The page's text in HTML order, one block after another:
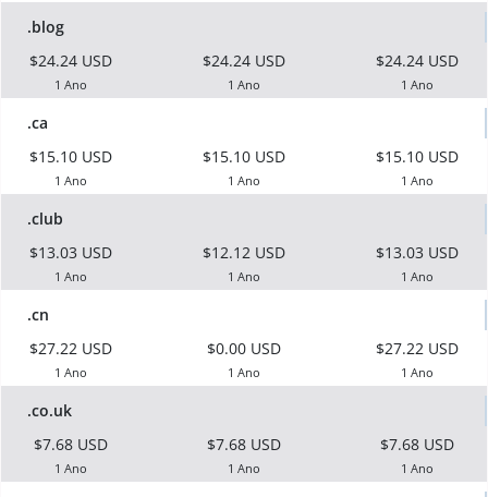
.blog
$24.24 USD
1 Ano
$24.24 USD
1 Ano
$24.24 USD
1 Ano
.ca
$15.10 USD
1 Ano
$15.10 USD
1 Ano
$15.10 USD
1 Ano
.club
$13.03 USD
1 Ano
$12.12 USD
1 Ano
$13.03 USD
1 Ano
.cn
$27.22 USD
1 Ano
$0.00 USD
1 Ano
$27.22 USD
1 Ano
.co.uk
$7.68 USD
1 Ano
$7.68 USD
1 Ano
$7.68 USD
1 Ano